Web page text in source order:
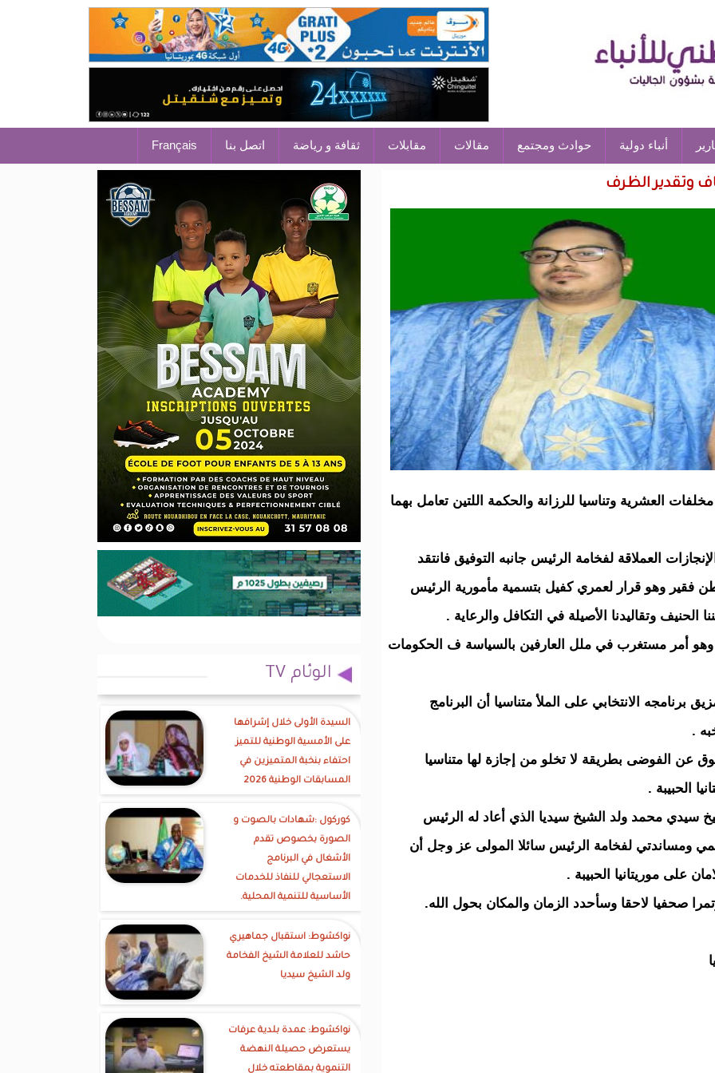
أنباء دولية حوادث ومجتمع مقالات مقابلات ثقافة و رياضة اتصل بنا Français
وتقدير الظرف
العشرية وتناسيا للرزانة والحكمة اللتين تعامل بهما
العملاقة لفخامة الرئيس جانبه التوفيق فانتقد
فقير وهو قرار لعمري كفيل بتسمية مأمورية الرئيس
الحنيف وتقاليدنا الأصيلة في التكافل والرعاية .
وهو أمر مستغرب في ملل العارفين بالسياسة ف الحكومات
الانتخابي على الملأ متناسيا أن البرنامج
.
الفوضى بطريقة لا تخلو من إجازة لها متناسيا
الحبيبة .
سيدي محمد ولد الشيخ سيديا الذي أعاد له الرئيس
ومساندتي لفخامة الرئيس سائلا المولى عز وجل أن
على موريتانيا الحبيبة .
صحفيا لاحقا وسأحدد الزمان والمكان بحول الله.
الوئام TV
السيدة الأولى خلال إشرافها
على الأمسية الوطنية للتميز
احتفاء بنخبة المتميزين في
المسابقات الوطنية 2026
كوركول :شهادات بالصوت و
الصورة بخصوص تقدم
الأشغال في البرنامج
الاستعجالي للنفاذ للخدمات
الأساسية للتنمية المحلية.
نواكشوط: استقبال جماهيري
حاشد للعلامة الشيخ الفخامة
ولد الشيخ سيديا
نواكشوط: عمدة بلدية عرفات
يستعرض حصيلة النهضة
التنموية بمقاطعته خلال